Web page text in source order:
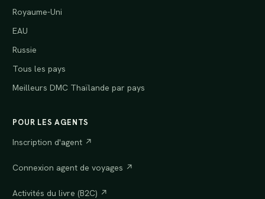
Royaume-Uni
EAU
Russie
Tous les pays
Meilleurs DMC Thaïlande par pays
POUR LES AGENTS
Inscription d'agent ↗
Connexion agent de voyages ↗
Activités du livre (B2C) ↗